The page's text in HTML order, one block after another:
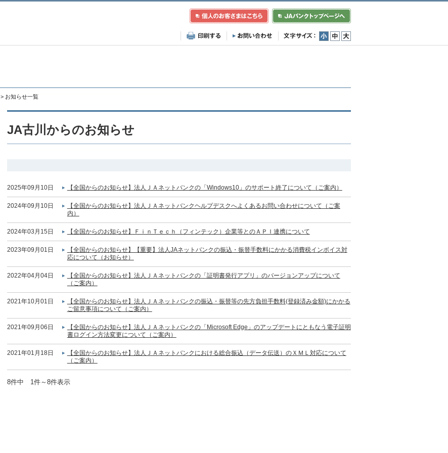
小 中 大
> お知らせ一覧
JA古川からのお知らせ
2025年09月10日 【全国からのお知らせ】法人ＪＡネットバンクの「Windows10」のサポート終了について（ご案内）
2024年09月10日
【全国からのお知らせ】法人ＪＡネットバンクヘルプデスクへよくあるお問い合わせについて（ご案
内）
2024年03月15日 【全国からのお知らせ】ＦｉｎＴｅｃｈ（フィンテック）企業等とのＡＰＩ連携について
2023年09月01日
【全国からのお知らせ】【重要】法人JAネットバンクの振込・振替手数料にかかる消費税インボイス対
応について（お知らせ）
2022年04月04日
【全国からのお知らせ】法人ＪＡネットバンクの「証明書発行アプリ」のバージョンアップについて
（ご案内）
2021年10月01日
【全国からのお知らせ】法人ＪＡネットバンクの振込・振替等の先方負担手数料(登録済み金額)にかかる
ご留意事項について（ご案内）
2021年09月06日
【全国からのお知らせ】法人ＪＡネットバンクの「Microsoft Edge」のアップデートにともなう電子証明
書ログイン方法変更について（ご案内）
2021年01月18日
【全国からのお知らせ】法人ＪＡネットバンクにおける総合振込（データ伝送）のＸＭＬ対応について
（ご案内）
8件中 1件～8件表示